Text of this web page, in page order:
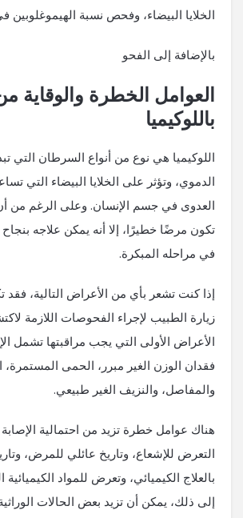
الخلايا البيضاء، وفحص نسبة الهيموغلوبين
بالإضافة إلى الفحو
العوامل الخطرة والوقاية
باللوكيميا
اللوكيميا هي نوع من أنواع السرطان التي
الدموي، وتؤثر على الخلايا البيضاء التي
العدوى في جسم الإنسان. وعلى الرغم من أن
تكون مرضًا خطيرًا، إلا أنه يمكن علاجه بنجاح
في مراحله المبكرة.
إذا كنت تشعر بأي من الأعراض التالية، فقد
زيارة الطبيب لإجراء الفحوصات اللازمة
الأعراض الأولى التي يجب مراقبتها تشمل
فقدان الوزن الغير مبرر، الحمى المستمرة،
والمفاصل، والنزيف الغير طبيعي.
هناك عوامل خطرة تزيد من احتمالية الإصابة
التعرض للإشعاع، وتاريخ عائلي للمرض،
بالعلاج الكيميائي، وتعرض للمواد الكيميائية
إلى ذلك، يمكن أن تزيد بعض الحالات